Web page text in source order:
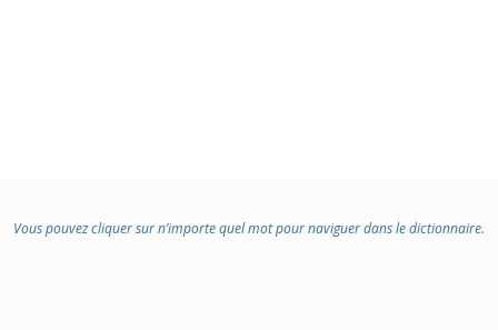
Vous pouvez cliquer sur n’importe quel mot pour naviguer dans le dictionnaire.